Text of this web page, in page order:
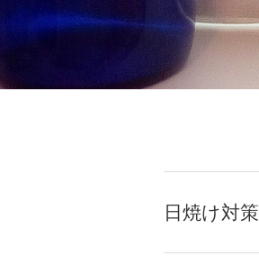
日焼け対策